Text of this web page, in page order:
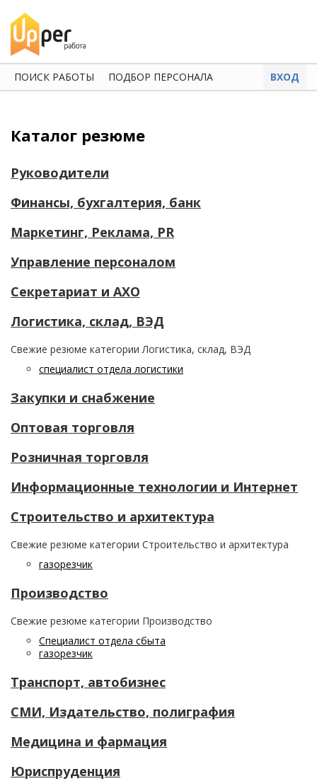
ПОИСК РАБОТЫ ПОДБОР ПЕРСОНАЛА ВХОД
Каталог резюме
Руководители
Финансы, бухгалтерия, банк
Маркетинг, Реклама, PR
Управление персоналом
Секретариат и АХО
Логистика, склад, ВЭД
Свежие резюме категории Логистика, склад, ВЭД
специалист отдела логистики
Закупки и снабжение
Оптовая торговля
Розничная торговля
Информационные технологии и Интернет
Строительство и архитектура
Свежие резюме категории Строительство и архитектура
газорезчик
Производство
Свежие резюме категории Производство
Специалист отдела сбыта
газорезчик
Транспорт, автобизнес
СМИ, Издательство, полиграфия
Медицина и фармация
Юриспруденция